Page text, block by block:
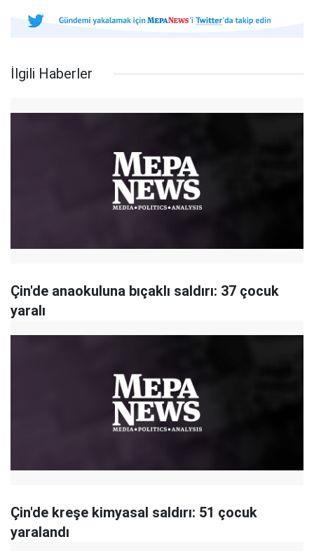
İlgili Haberler
Çin'de anaokuluna bıçaklı saldırı: 37 çocuk
yaralı
Çin'de kreşe kimyasal saldırı: 51 çocuk
yaralandı